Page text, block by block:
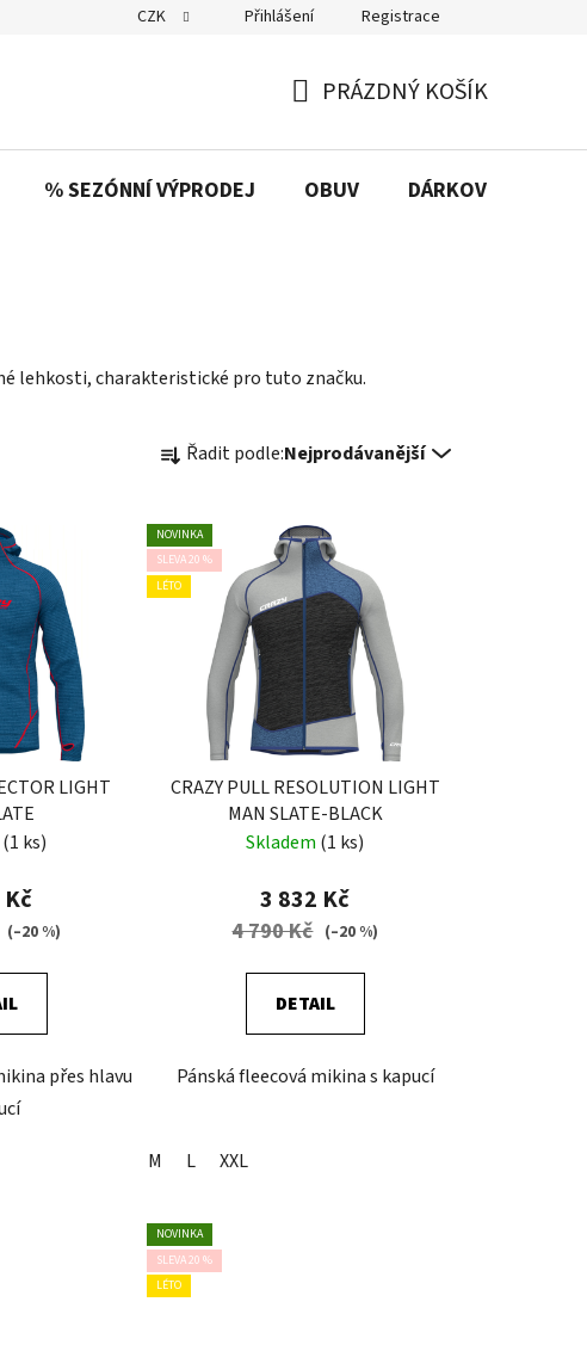
CZK Přihlášení Registrace
KOŠÍK
PRÁZDNÝ KOŠÍK
% SEZÓNNÍ VÝPRODEJ OBUV DÁRKOVÉ
lehkosti, charakteristické pro tuto značku.
a
e
n
í
k
Řadit podle:Nejprodávanější
LIGHT
(1 ks)
(–20 %)
přes hlavu
NOVINKA
SLEVA 20 %
LÉTO
CRAZY PULL RESOLUTION LIGHT
MAN SLATE-BLACK
Skladem (1 ks)
3 832 Kč
4 790 Kč (–20 %)
DETAIL
Pánská fleecová mikina s kapucí
M L XXL
NOVINKA
SLEVA 20 %
LÉTO